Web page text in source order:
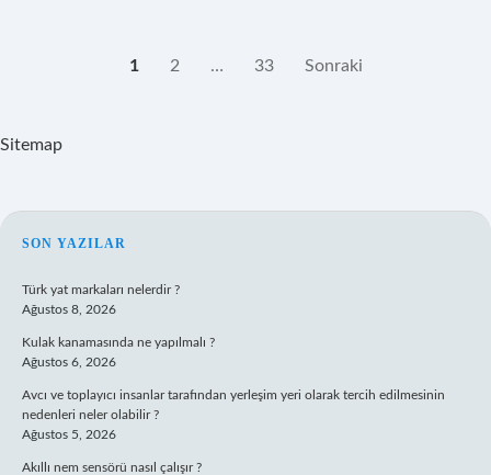
1 2 … 33 Sonraki
Sitemap
SIDEBAR
SON YAZILAR
Türk yat markaları nelerdir ?
Ağustos 8, 2026
Kulak kanamasında ne yapılmalı ?
Ağustos 6, 2026
Avcı ve toplayıcı insanlar tarafından yerleşim yeri olarak tercih edilmesinin
nedenleri neler olabilir ?
Ağustos 5, 2026
Akıllı nem sensörü nasıl çalışır ?